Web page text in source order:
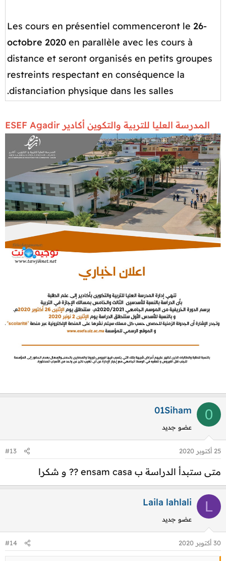
-Les cours en présentiel commenceront le
26
octobre 2020 en parallèle avec les cours à
distance et seront organisés en petits groupes
restreints respectant en conséquence la
distanciation physique dans les salles.​
المدرسة العليا للتربية والتكوين أكادير ESEF Agadir
0
01Siham
عضو جديد
25 أكتوبر 2020 #13
متى ستبدأ الدراسة ب ensam casa ?? و شكرا
L
Laila lahlali
عضو جديد
30 أكتوبر 2020 #14